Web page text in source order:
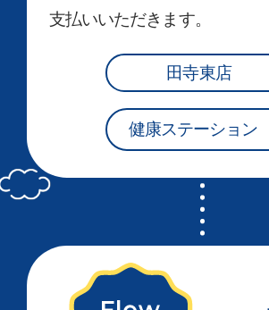
支払いいただきます。
田寺東店
健康ステーション